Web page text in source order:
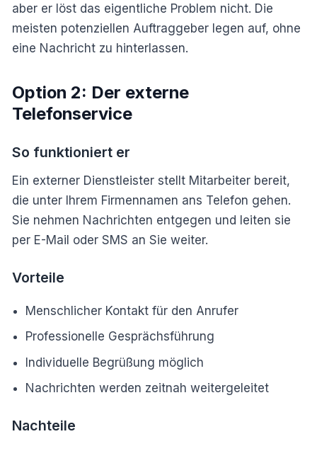
aber er löst das eigentliche Problem nicht. Die
meisten potenziellen Auftraggeber legen auf, ohne
eine Nachricht zu hinterlassen.
Option 2: Der externe
Telefonservice
So funktioniert er
Ein externer Dienstleister stellt Mitarbeiter bereit,
die unter Ihrem Firmennamen ans Telefon gehen.
Sie nehmen Nachrichten entgegen und leiten sie
per E-Mail oder SMS an Sie weiter.
Vorteile
Menschlicher Kontakt für den Anrufer
Professionelle Gesprächsführung
Individuelle Begrüßung möglich
Nachrichten werden zeitnah weitergeleitet
Nachteile